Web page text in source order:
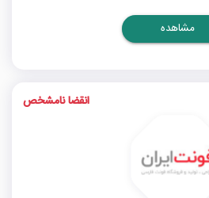
مشاهده
انقضا نامشخص